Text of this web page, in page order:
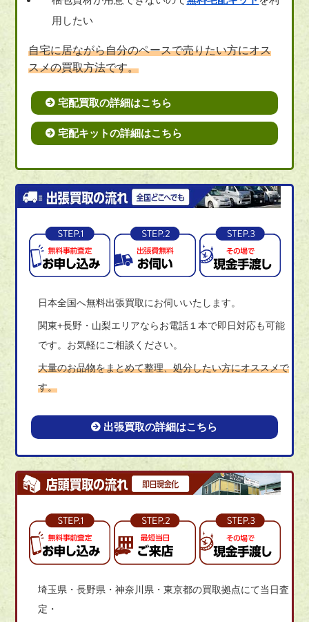
用したい
自宅に居ながら自分のペースで売りたい方にオス
スメの買取方法です。
宅配買取の詳細はこちら
宅配キットの詳細はこちら
日本全国へ無料出張買取にお伺いいたします。
関東+長野・山梨エリアならお電話１本で即日対応も可能
です。お気軽にご相談ください。
大量のお品物をまとめて整理、処分したい方にオススメで
す。
出張買取の詳細はこちら
埼玉県・長野県・神奈川県・東京都の買取拠点にて当日査
定・